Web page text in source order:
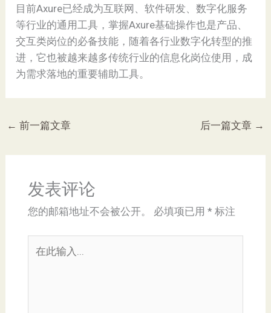
目前Axure已经成为互联网、软件研发、数字化服务
等行业的通用工具，掌握Axure基础操作也是产品、
交互类岗位的必备技能，随着各行业数字化转型的推
进，它也被越来越多传统行业的信息化岗位使用，成
为需求落地的重要辅助工具。
← 前一篇文章 后一篇文章 →
发表评论
您的邮箱地址不会被公开。 必填项已用 * 标注